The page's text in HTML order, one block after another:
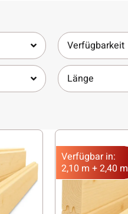
Verfügbarkeit
Länge
Verfügbar in:
2,10 m + 2,40 m